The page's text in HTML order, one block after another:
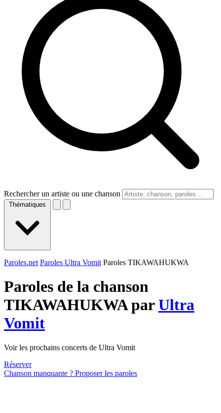
Rechercher un artiste ou une chanson
Thématiques
Paroles.net Paroles Ultra Vomit Paroles TIKAWAHUKWA
Paroles de la chanson
TIKAWAHUKWA parUltra
Vomit
Voir les prochains concerts de Ultra Vomit
Réserver
Chanson manquante ? Proposer les paroles